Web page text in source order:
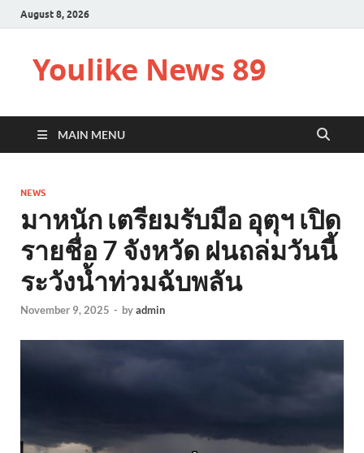
August 8, 2026
Youlike News 89
MAIN MENU
NEWS
มาหนัก เตรียมรับมือ อุตุฯ เปิด
รายชื่อ 7 จังหวัด ฝนถล่มวันนี้
ระวังน้ำท่วมฉับพลัน
November 9, 2025 - byadmin